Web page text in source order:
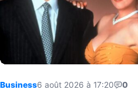
Business6 août 2026 à 17:20 0